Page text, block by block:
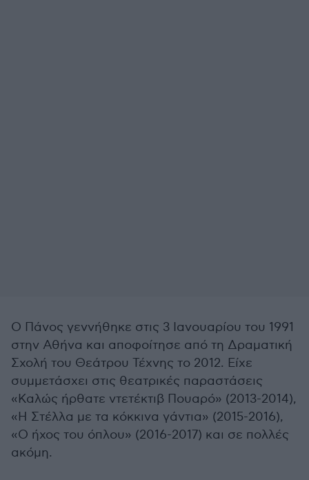
Ο Πάνος γεννήθηκε στις 3 Ιανουαρίου του 1991
στην Αθήνα και αποφοίτησε από τη Δραματική
Σχολή του Θεάτρου Τέχνης το 2012. Είχε
συμμετάσχει στις θεατρικές παραστάσεις
«Καλώς ήρθατε ντετέκτιβ Πουαρό» (2013-2014),
«Η Στέλλα με τα κόκκινα γάντια» (2015-2016),
«Ο ήχος του όπλου» (2016-2017) και σε πολλές
ακόμη.